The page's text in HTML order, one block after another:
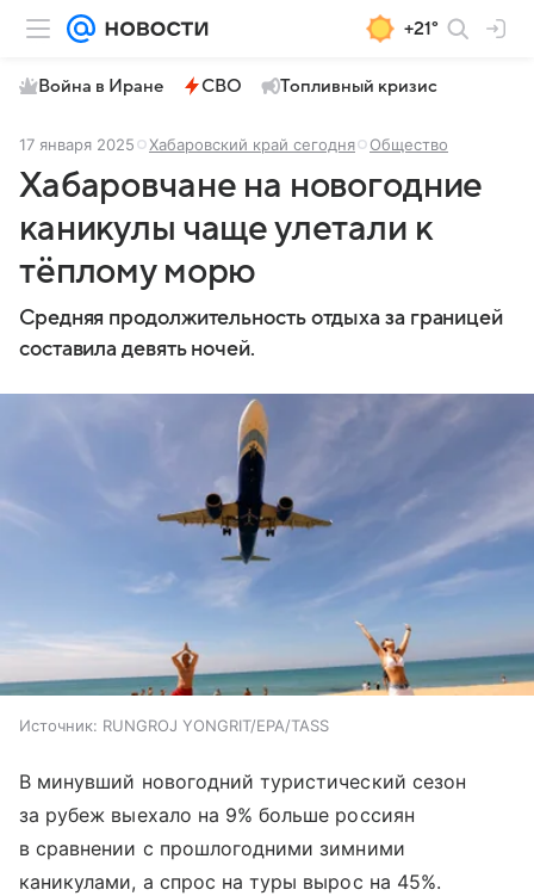
+21°
Война в Иране СВО Топливный кризис
17 января 2025 Хабаровский край сегодня Общество
Хабаровчане на новогодние
каникулы чаще улетали к
тёплому морю
Средняя продолжительность отдыха за границей
составила девять ночей.
Источник: RUNGROJ YONGRIT/EPA/TASS
В минувший новогодний туристический сезон
за рубеж выехало на 9% больше россиян
в сравнении с прошлогодними зимними
каникулами, а спрос на туры вырос на 45%.